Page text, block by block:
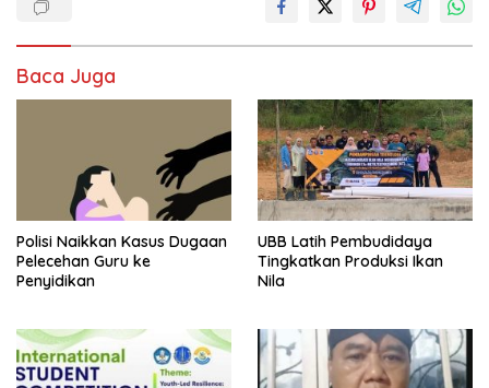
Baca Juga
Polisi Naikkan Kasus Dugaan
Pelecehan Guru ke
Penyidikan
UBB Latih Pembudidaya
Tingkatkan Produksi Ikan
Nila